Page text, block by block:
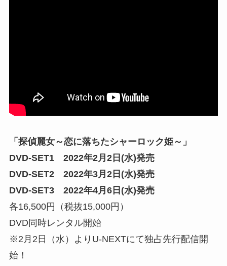
「探偵麗女～恋に落ちたシャーロック姫～」
DVD-SET1 2022年2月2日(水)発売
DVD-SET2 2022年3月2日(水)発売
DVD-SET3 2022年4月6日(水)発売
各16,500円（税抜15,000円）
DVD同時レンタル開始
※2月2日（水）よりU-NEXTにて独占先行配信開
始！